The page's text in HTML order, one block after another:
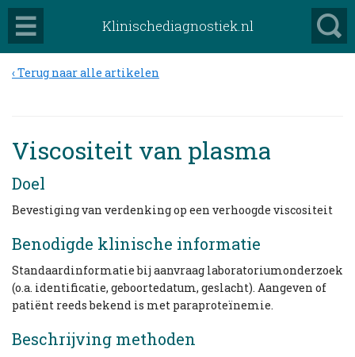
Klinischediagnostiek.nl
Terug naar alle artikelen
Viscositeit van plasma
Doel
Bevestiging van verdenking op een verhoogde viscositeit
Benodigde klinische informatie
Standaardinformatie bij aanvraag laboratoriumonderzoek
(o.a. identificatie, geboortedatum, geslacht). Aangeven of
patiënt reeds bekend is met paraproteïnemie.
Beschrijving methoden